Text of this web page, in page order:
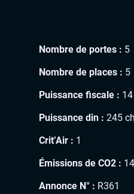
Nombre de portes : 5
Nombre de places : 5
Puissance fiscale :
Puissance din : 245 ch
Crit’Air : 1
Émissions de CO2 :
Annonce N° : R361